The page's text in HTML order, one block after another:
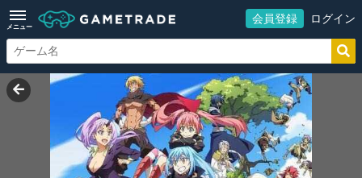
メニュー
会員登録 ログイン